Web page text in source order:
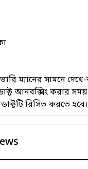
ম্যানের সামনে
আনবক্সিং করার
রিসিভ করতে হবে।